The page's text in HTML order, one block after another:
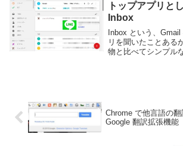
トップアプリと
Inbox
Inbox という、
リを聞いたことある
物と比べてシンプル
利いた機能があり便
い。Inbox 自体は
Chrome で他言語の
Google 翻訳拡張機能